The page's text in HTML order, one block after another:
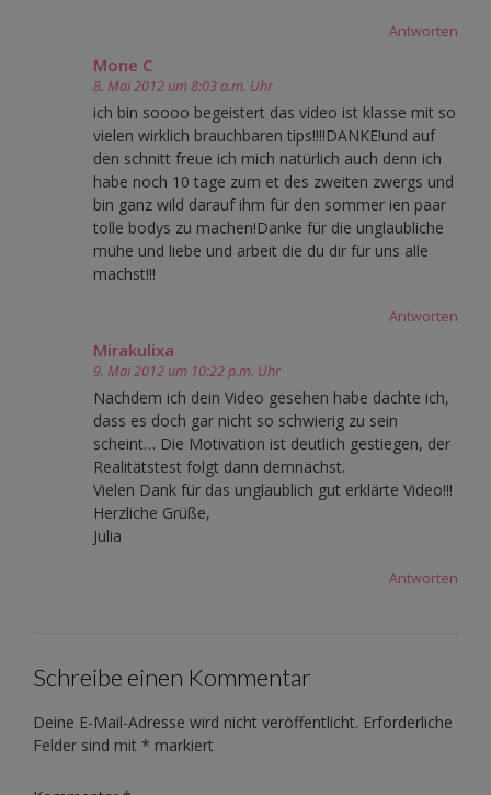
Antworten
Mone C
8. Mai 2012 um 8:03 a.m. Uhr
ich bin soooo begeistert das video ist klasse mit so
vielen wirklich brauchbaren tips!!!!DANKE!und auf
den schnitt freue ich mich natürlich auch denn ich
habe noch 10 tage zum et des zweiten zwergs und
bin ganz wild darauf ihm für den sommer ien paar
tolle bodys zu machen!Danke für die unglaubliche
mühe und liebe und arbeit die du dir für uns alle
machst!!!
Antworten
Mirakulixa
9. Mai 2012 um 10:22 p.m. Uhr
Nachdem ich dein Video gesehen habe dachte ich,
dass es doch gar nicht so schwierig zu sein
scheint… Die Motivation ist deutlich gestiegen, der
Realitätstest folgt dann demnächst.
Vielen Dank für das unglaublich gut erklärte Video!!!
Herzliche Grüße,
Julia
Antworten
Schreibe einen Kommentar
Deine E-Mail-Adresse wird nicht veröffentlicht. Erforderliche
Felder sind mit * markiert